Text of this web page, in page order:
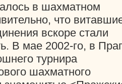
в шахматном
что
вскоре стали
В мае 2002-го, в
турнира
шахматного